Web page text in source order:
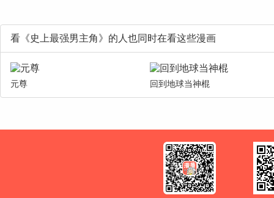
看《史上最强男主角》的人也同时在看这些漫画
元尊 回到地球当神棍